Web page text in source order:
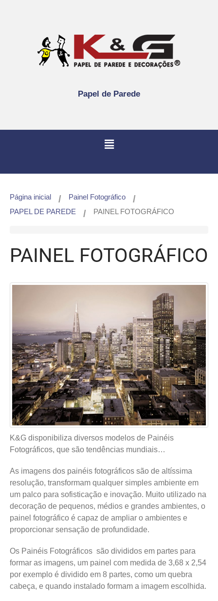
Papel de Parede
Página inicial / Painel Fotográfico /
PAPEL DE PAREDE / PAINEL FOTOGRÁFICO
PAINEL FOTOGRÁFICO
K&G disponibiliza diversos modelos de Painéis
Fotográficos, que são tendências mundiais…
As imagens dos painéis fotográficos são de altíssima
resolução, transformam qualquer simples ambiente em
um palco para sofisticação e inovação. Muito utilizado na
decoração de pequenos, médios e grandes ambientes, o
painel fotográfico é capaz de ampliar o ambientes e
proporcionar sensação de profundidade.
Os Painéis Fotográficos são divididos em partes para
formar as imagens, um painel com medida de 3,68 x 2,54
por exemplo é dividido em 8 partes, como um quebra
cabeça, e quando instalado formam a imagem escolhida.